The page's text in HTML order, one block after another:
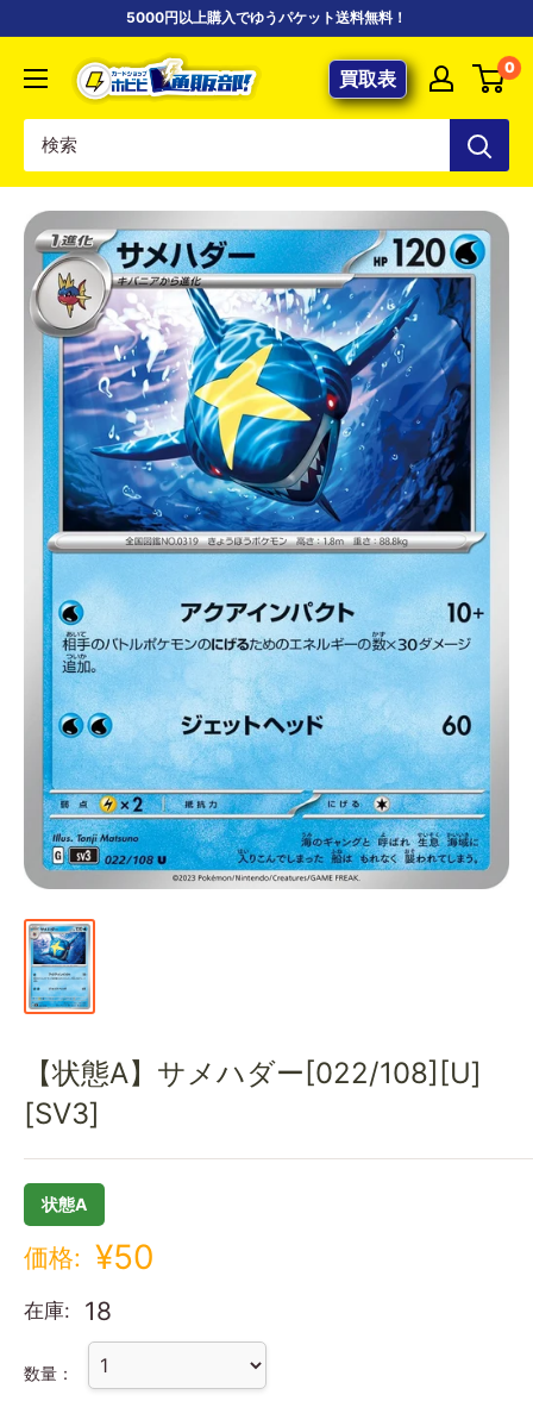
5000円以上購入でゆうパケット送料無料！
【ポ
ケ
専
門
カ
ー
ド
シ
ョ
ッ
プ
ホ
ビ
ビ
通
販
部
買取表 0
【状態A】サメハダー[022/108][U]
[SV3]
状態A
価格: ¥50
在庫: 18
数量：